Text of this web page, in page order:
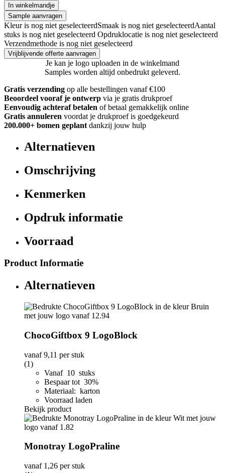
In winkelmandje
Sample aanvragen
Kleur is nog niet geselecteerdSmaak is nog niet geselecteerdAantal
stuks is nog niet geselecteerd Opdruklocatie is nog niet geselecteerd
Verzendmethode is nog niet geselecteerd
Vrijblijvende offerte aanvragen
Je kan je logo uploaden in de winkelmand
Samples worden altijd onbedrukt geleverd.
Gratis verzending op alle bestellingen vanaf €100
Beoordeel vooraf je ontwerp via je gratis drukproef
Eenvoudig achteraf betalen of betaal gemakkelijk online
Gratis annuleren voordat je drukproef is goedgekeurd
200.000+ bomen geplant dankzij jouw hulp
Alternatieven
Omschrijving
Kenmerken
Opdruk informatie
Voorraad
Product Informatie
Alternatieven
ChocoGiftbox 9 LogoBlock
vanaf9,11 per stuk
(1)
Vanaf 10 stuks
Bespaar tot 30%
Materiaal: karton
Voorraad laden
Bekijk product
Monotray LogoPraline
vanaf 1,26 per stuk